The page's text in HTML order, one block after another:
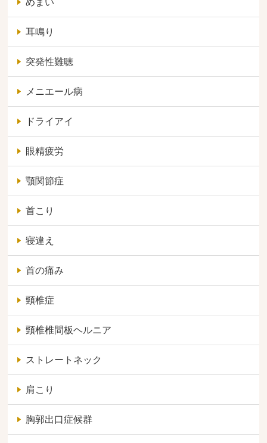
めまい
耳鳴り
突発性難聴
メニエール病
ドライアイ
眼精疲労
顎関節症
首こり
寝違え
首の痛み
頸椎症
頸椎椎間板ヘルニア
ストレートネック
肩こり
胸郭出口症候群